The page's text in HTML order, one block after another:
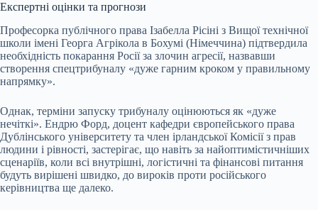
Експертні оцінки та прогнози
Професорка публічного права Ізабелла Рісіні з Вищої технічної
школи імені Георга Агрікола в Бохумі (Німеччина) підтвердила
необхідність покарання Росії за злочин агресії, назвавши
створення спецтрибуналу «дуже гарним кроком у правильному
напрямку».
Однак, терміни запуску трибуналу оцінюються як «дуже
нечіткі». Ендрю Форд, доцент кафедри європейського права
Дублінського університету та член ірландської Комісії з прав
людини і рівності, застерігає, що навіть за найоптимістичніших
сценаріїв, коли всі внутрішні, логістичні та фінансові питання
будуть вирішені швидко, до вироків проти російського
керівництва ще далеко.